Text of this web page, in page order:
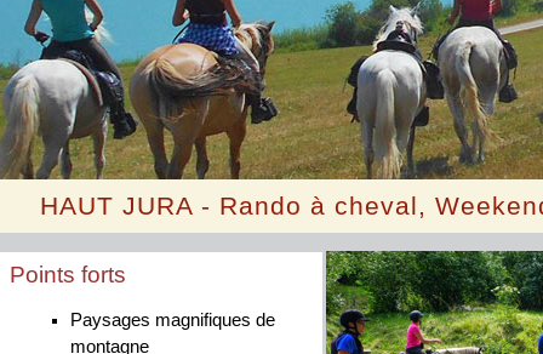
HAUT JURA - Rando à cheval,
Points forts
Paysages magnifiques de
montagne